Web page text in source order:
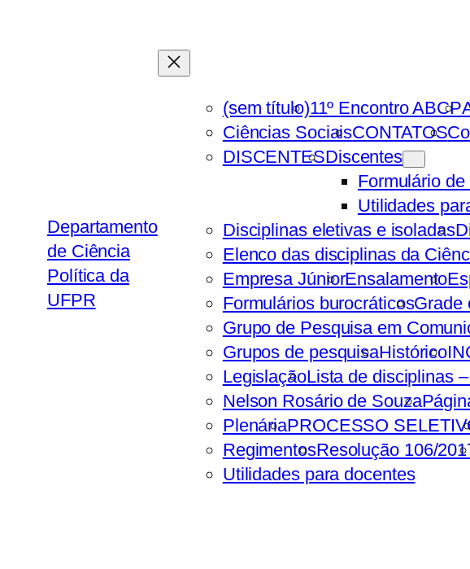
Departamento
de Ciência
Política da
UFPR
(sem título)11º Encontro ABCP
Ciências SociaisCONTATOS
DISCENTESDiscentes
Formulário
Utilidades
Disciplinas eletivas e isoladas
Elenco das disciplinas da
Empresa JúniorEnsalamento
Formulários burocráticosGrade
Grupo de Pesquisa em
Grupos de pesquisaHistórico
LegislaçãoLista de disciplinas
Nelson Rosário de Souza
PlenáriaPROCESSO
RegimentosResolução 106/
Utilidades para docentes